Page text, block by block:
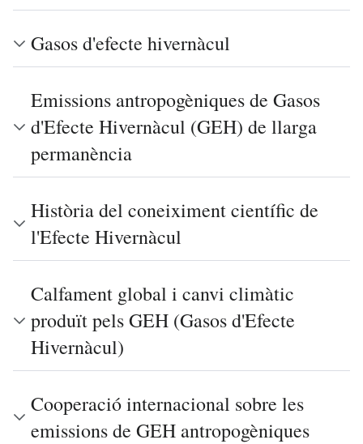
Gasos d'efecte hivernàcul
Emissions antropogèniques de Gasos
d'Efecte Hivernàcul (GEH) de llarga
permanència
Història del coneiximent científic de
l'Efecte Hivernàcul
Calfament global i canvi climàtic
produït pels GEH (Gasos d'Efecte
Hivernàcul)
Cooperació internacional sobre les
emissions de GEH antropogèniques